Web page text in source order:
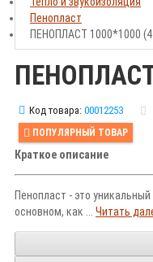
Пенопласт
ПЕНОПЛАСТ 1000*1000
Код товара: 00012253
ПОПУЛЯРНЫЙ ТОВАР
Краткое описание
Пенопласт - это
основном, как ... Читать